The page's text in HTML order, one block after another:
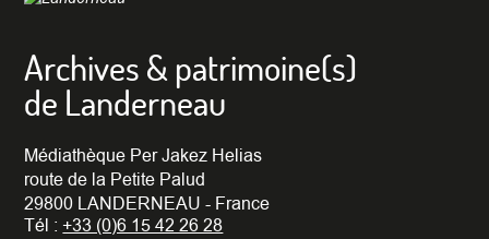
Archives & patrimoine(s)
de Landerneau
Médiathèque Per Jakez Helias
route de la Petite Palud
29800 LANDERNEAU - France
Tél :+33 (0)6 15 42 26 28